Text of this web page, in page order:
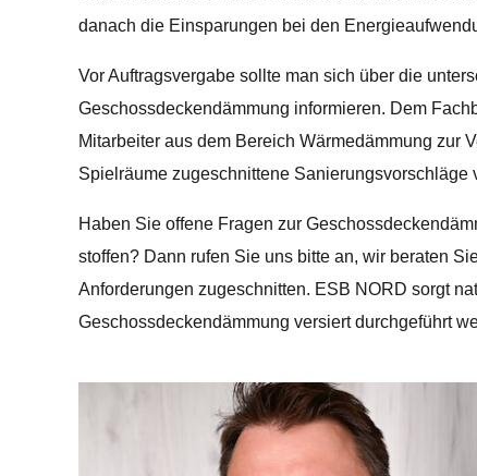
danach die Einsparungen bei den
Vor Auftragsvergabe sollte man sich über die
Geschossdeckendämmung informieren. Dem
Mitarbeiter aus dem Bereich Wärmedämmung zur
Spielräume zugeschnittene Sanierungsvorschläge
Haben Sie offene Fragen zur
stoffen? Dann rufen Sie uns bitte an, wir beraten
Anforderungen zugeschnitten. ESB NORD sorgt
Geschossdeckendämmung versiert durchgeführt